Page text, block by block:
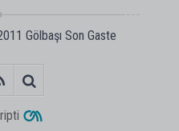
Gölbaşı Son Gaste